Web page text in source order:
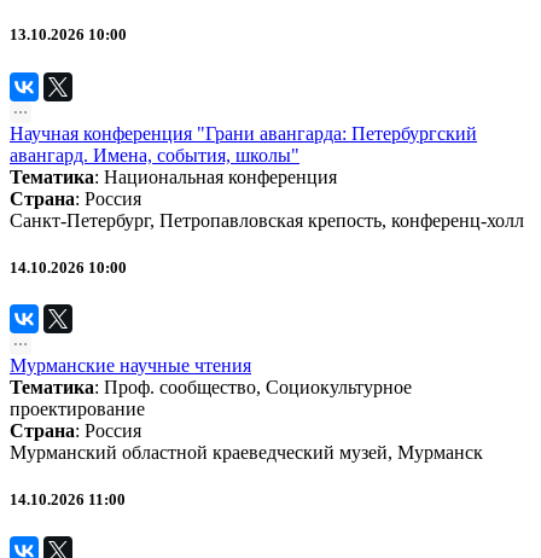
13.10.2026 10:00
Научная конференция "Грани авангарда: Петербургский
авангард. Имена, события, школы"
Тематика: Национальная конференция
Страна: Россия
Санкт-Петербург, Петропавловская крепость, конференц-холл
14.10.2026 10:00
Мурманские научные чтения
Тематика: Проф. сообщество, Социокультурное
проектирование
Страна: Россия
Мурманский областной краеведческий музей, Мурманск
14.10.2026 11:00